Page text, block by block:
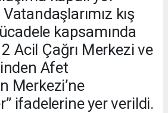
kış
kapsamında
Acil Çağrı Merkezi ve
Afet
Merkezi’ne
ifadelerine yer verildi.